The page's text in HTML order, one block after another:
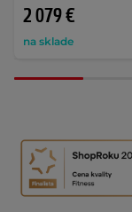
2 079 €
na sklade